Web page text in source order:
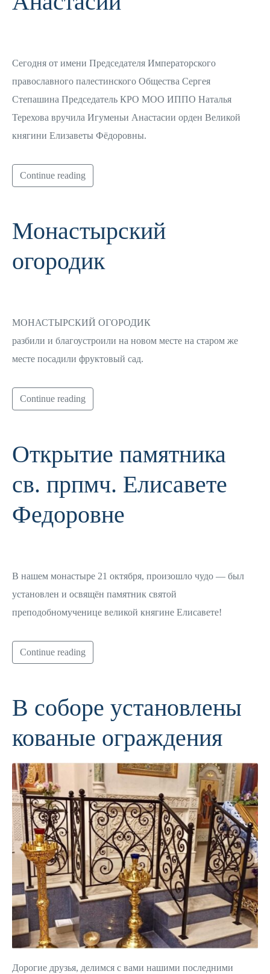
Сегодня от имени Председателя Императорского
православного палестинского Общества Сергея
Степашина Председатель КРО МОО ИППО Наталья
Терехова вручила Игуменьи Анастасии орден Великой
княгини Елизаветы Фёдоровны.
Continue reading
Монастырский
огородик
МОНАСТЫРСКИЙ ОГОРОДИК
разбили и благоустроили на новом месте на старом же
месте посадили фруктовый сад.
Continue reading
Открытие памятника
св. прпмч. Елисавете
Федоровне
В нашем монастыре 21 октября, произошло чудо — был
установлен и освящён памятник святой
преподобномученице великой княгине Елисавете!
Continue reading
В соборе установлены
кованые ограждения
Дорогие друзья, делимся с вами нашими последними